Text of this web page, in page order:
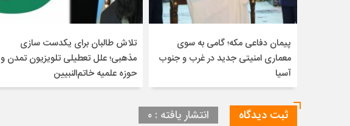
پیمان دفاعی مکه؛ گامی به سوی
معماری امنیتی جدید در غرب و جنوب
آسیا
تلاش طالبان برای یکدست سازی
مذهبی؛ علل تعطیلی تلویزیون تمدن و
حوزه علمیه خاتم‌النبیین
ثبت دیدگاه انتشار یافته : ۰